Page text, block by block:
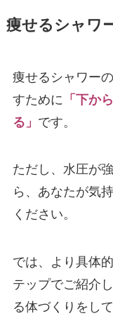
痩せるシャワ
痩せるシャワー
すために 「下か
る」 です。
ただし、水圧が
ら、あなたが気
ください。
では、より具体
テップでご紹介
る体づくりをし